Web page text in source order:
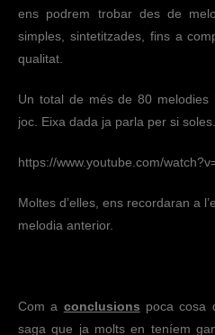
ens podrem trobar des de
simples, sintetitzades, fins a
qualitat.
Un total de més de 80
joc. Eixa dada ja parla per si soles.
https://www.youtube.com/
Moltes d’elles, ens recordaran a
melodia anterior.
Com a conclusions poca cosa
saga que ja molts en teníem